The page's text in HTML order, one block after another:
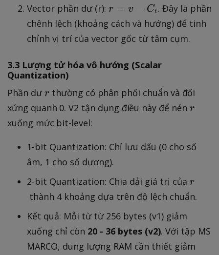
Vector phần dư (r): r
=
-
_
r = v − Ct . Đây là phần
chênh lệch (khoảng cách và hướng) để tinh
chỉnh vị trí của vector gốc từ tâm cụm.
3.3 Lượng tử hóa vô hướng (Scalar
Quantization)
Phần dưr
r thường có phân phối chuẩn và đối
xứng quanh 0. V2 tận dụng điều này để nén r
r
xuống mức bit-level:
1-bit Quantization: Chỉ lưu dấu (0 cho số
âm, 1 cho số dương).
2-bit Quantization: Chia dải giá trị của r
r
thành 4 khoảng dựa trên độ lệch chuẩn.
Kết quả: Mỗi từ từ 256 bytes (v1) giảm
xuống chỉ còn 20 - 36 bytes (v2). Với tập MS
MARCO, dung lượng RAM cần thiết giảm